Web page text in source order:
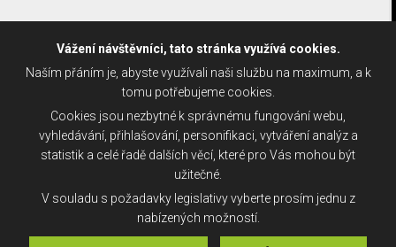
Vážení návštěvníci, tato stránka využívá cookies.
Naším přáním je, abyste využívali naši službu na maximum, a k
tomu potřebujeme cookies.
Cookies jsou nezbytné k správnému fungování webu,
vyhledávání, přihlašování, personifikaci, vytváření analýz a
statistik a celé řadě dalších věcí, které pro Vás mohou být
užitečné.
V souladu s požadavky legislativy vyberte prosím jednu z
nabízených možností.